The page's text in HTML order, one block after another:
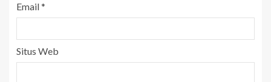
Email*
Situs Web